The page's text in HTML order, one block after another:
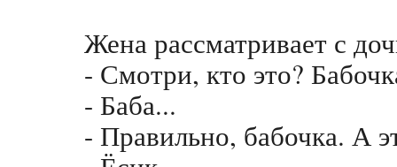
Жена рассматривает с
- Смотри, кто это?
- Баба...
- Правильно, бабочка. А